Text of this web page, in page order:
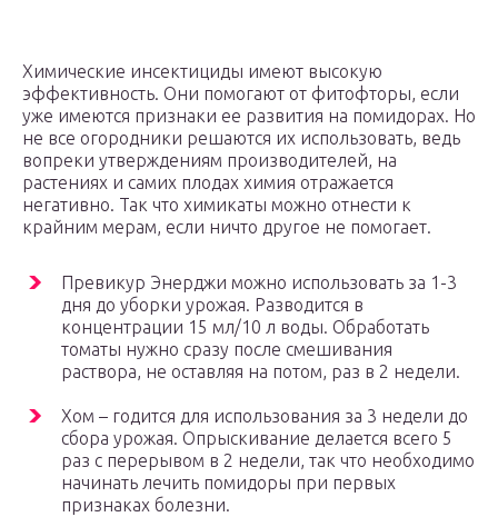
Химические инсектициды имеют высокую
эффективность. Они помогают от фитофторы, если
уже имеются признаки ее развития на помидорах. Но
не все огородники решаются их использовать, ведь
вопреки утверждениям производителей, на
растениях и самих плодах химия отражается
негативно. Так что химикаты можно отнести к
крайним мерам, если ничто другое не помогает.
Превикур Энерджи можно использовать за 1-3
дня до уборки урожая. Разводится в
концентрации 15 мл/10 л воды. Обработать
томаты нужно сразу после смешивания
раствора, не оставляя на потом, раз в 2 недели.
Хом – годится для использования за 3 недели до
сбора урожая. Опрыскивание делается всего 5
раз с перерывом в 2 недели, так что необходимо
начинать лечить помидоры при первых
признаках болезни.